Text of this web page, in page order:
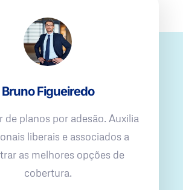
Bruno Figueiredo
de planos por adesão. Auxilia
liberais e associados a
as melhores opções de
cobertura.